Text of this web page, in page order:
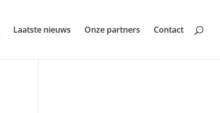
Laatste nieuws Onze partners Contact